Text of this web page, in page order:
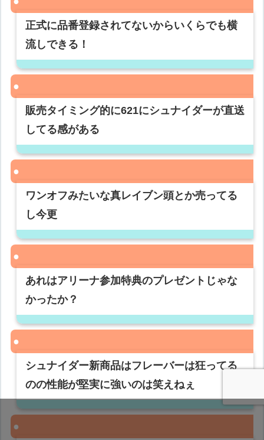
正式に品番登録されてないからいくらでも横
流しできる！
販売タイミング的に621にシュナイダーが直送
してる感がある
ワンオフみたいな真レイブン頭とか売ってる
し今更
あれはアリーナ参加特典のプレゼントじゃな
かったか？
シュナイダー新商品はフレーバーは狂ってる
のの性能が堅実に強いのは笑えねぇ